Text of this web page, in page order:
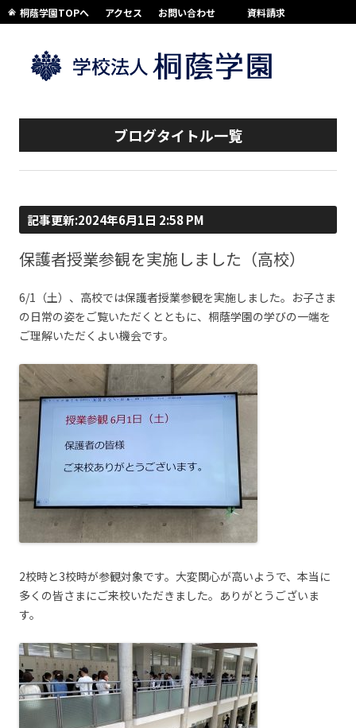
桐蔭学園TOPへ アクセス お問い合わせ 資料請求
ブログタイトル一覧
記事更新:2024年6月1日 2:58 PM
保護者授業参観を実施しました（高校）
6/1（土）、高校では保護者授業参観を実施しました。お子さま
の日常の姿をご覧いただくとともに、桐蔭学園の学びの一端を
ご理解いただくよい機会です。
2校時と3校時が参観対象です。大変関心が高いようで、本当に
多くの皆さまにご来校いただきました。ありがとうございま
す。